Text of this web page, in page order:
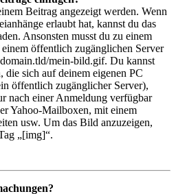
Beitrag angezeigt werden. Wenn
erlaubt hat, kannst du das
Ansonsten musst du zu einem
öffentlich zugänglichen Server
mein-bild.gif. Du kannst
sich auf deinem eigenen PC
öffentlich zugänglicher Server),
nach einer Anmeldung verfügbar
Yahoo-Mailboxen, mit einem
usw. Um das Bild anzuzeigen,
„[img]“.